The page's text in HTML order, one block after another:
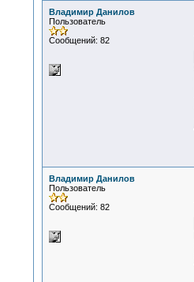
Владимир Данилов
Пользователь
Сообщений: 82
Владимир Данилов
Пользователь
Сообщений: 82